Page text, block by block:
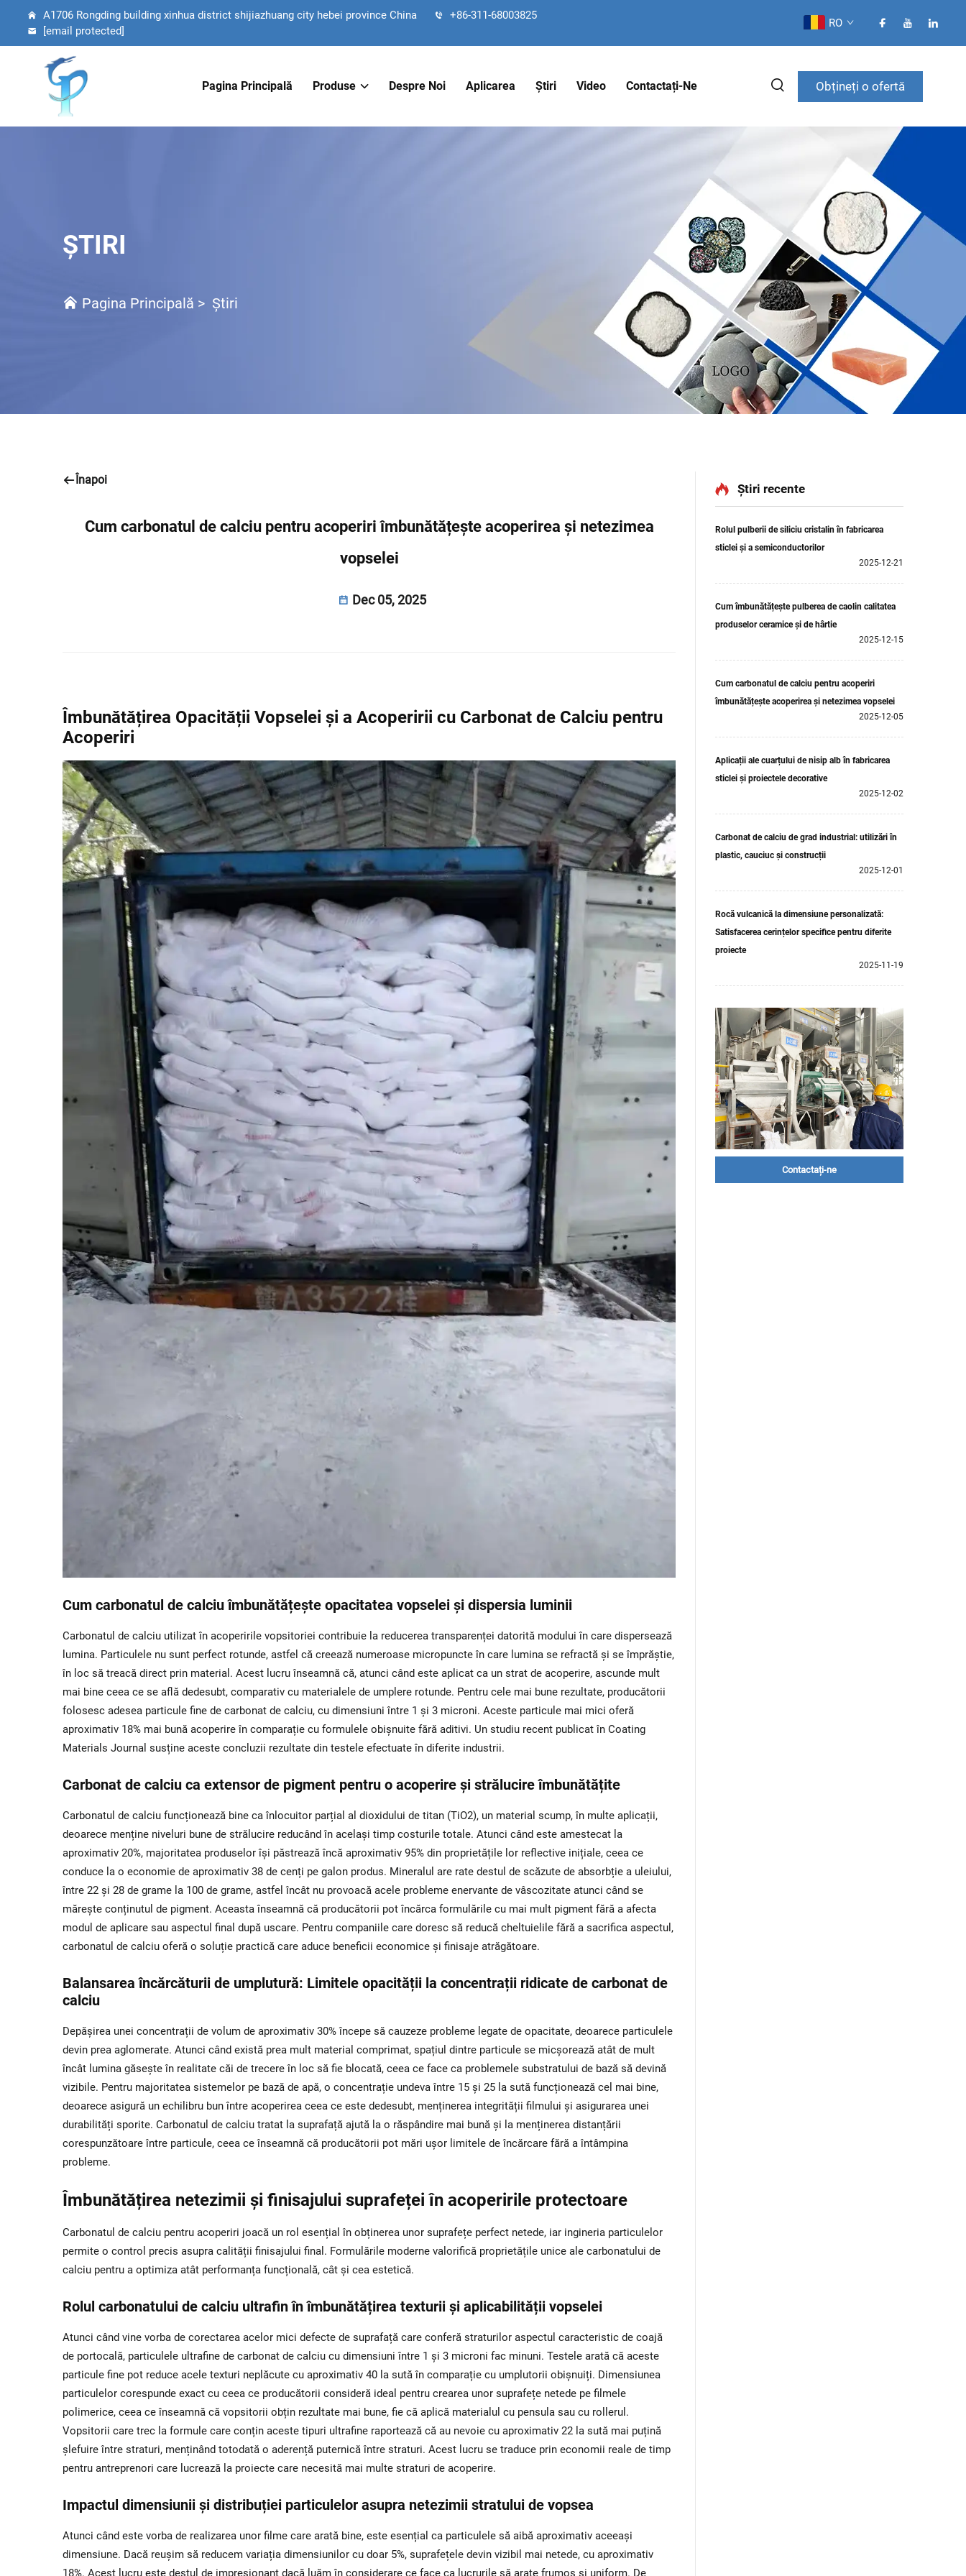
A1706 Rongding building xinhua district shijiazhuang city hebei province China
+86-311-68003825
[email protected]
RO
Pagina Principală Produse Despre Noi Aplicarea Știri Video Contactați-Ne Obțineți o ofertă
ȘTIRI
Pagina Principală > Știri
Înapoi
Cum carbonatul de calciu pentru acoperiri îmbunătățește acoperirea și netezimea
vopselei
Dec 05, 2025
Îmbunătățirea Opacității Vopselei și a Acoperirii cu Carbonat de Calciu pentru
Acoperiri
Cum carbonatul de calciu îmbunătățește opacitatea vopselei și dispersia luminii
Carbonatul de calciu utilizat în acoperirile vopsitoriei contribuie la reducerea transparenței datorită modului în care dispersează
lumina. Particulele nu sunt perfect rotunde, astfel că creează numeroase micropuncte în care lumina se refractă și se împrăștie,
în loc să treacă direct prin material. Acest lucru înseamnă că, atunci când este aplicat ca un strat de acoperire, ascunde mult
mai bine ceea ce se află dedesubt, comparativ cu materialele de umplere rotunde. Pentru cele mai bune rezultate, producătorii
folosesc adesea particule fine de carbonat de calciu, cu dimensiuni între 1 și 3 microni. Aceste particule mai mici oferă
aproximativ 18% mai bună acoperire în comparație cu formulele obișnuite fără aditivi. Un studiu recent publicat în Coating
Materials Journal susține aceste concluzii rezultate din testele efectuate în diferite industrii.
Carbonat de calciu ca extensor de pigment pentru o acoperire și strălucire îmbunătățite
Carbonatul de calciu funcționează bine ca înlocuitor parțial al dioxidului de titan (TiO2), un material scump, în multe aplicații,
deoarece menține niveluri bune de strălucire reducând în același timp costurile totale. Atunci când este amestecat la
aproximativ 20%, majoritatea produselor își păstrează încă aproximativ 95% din proprietățile lor reflective inițiale, ceea ce
conduce la o economie de aproximativ 38 de cenți pe galon produs. Mineralul are rate destul de scăzute de absorbție a uleiului,
între 22 și 28 de grame la 100 de grame, astfel încât nu provoacă acele probleme enervante de vâscozitate atunci când se
mărește conținutul de pigment. Aceasta înseamnă că producătorii pot încărca formulările cu mai mult pigment fără a afecta
modul de aplicare sau aspectul final după uscare. Pentru companiile care doresc să reducă cheltuielile fără a sacrifica aspectul,
carbonatul de calciu oferă o soluție practică care aduce beneficii economice și finisaje atrăgătoare.
Balansarea încărcăturii de umplutură: Limitele opacității la concentrații ridicate de carbonat de
calciu
Depășirea unei concentrații de volum de aproximativ 30% începe să cauzeze probleme legate de opacitate, deoarece particulele
devin prea aglomerate. Atunci când există prea mult material comprimat, spațiul dintre particule se micșorează atât de mult
încât lumina găsește în realitate căi de trecere în loc să fie blocată, ceea ce face ca problemele substratului de bază să devină
vizibile. Pentru majoritatea sistemelor pe bază de apă, o concentrație undeva între 15 și 25 la sută funcționează cel mai bine,
deoarece asigură un echilibru bun între acoperirea ceea ce este dedesubt, menținerea integrității filmului și asigurarea unei
durabilități sporite. Carbonatul de calciu tratat la suprafață ajută la o răspândire mai bună și la menținerea distanțării
corespunzătoare între particule, ceea ce înseamnă că producătorii pot mări ușor limitele de încărcare fără a întâmpina
probleme.
Îmbunătățirea netezimii și finisajului suprafeței în acoperirile protectoare
Carbonatul de calciu pentru acoperiri joacă un rol esențial în obținerea unor suprafețe perfect netede, iar ingineria particulelor
permite o control precis asupra calității finisajului final. Formulările moderne valorifică proprietățile unice ale carbonatului de
calciu pentru a optimiza atât performanța funcțională, cât și cea estetică.
Rolul carbonatului de calciu ultrafin în îmbunătățirea texturii și aplicabilității vopselei
Atunci când vine vorba de corectarea acelor mici defecte de suprafață care conferă straturilor aspectul caracteristic de coajă
de portocală, particulele ultrafine de carbonat de calciu cu dimensiuni între 1 și 3 microni fac minuni. Testele arată că aceste
particule fine pot reduce acele texturi neplăcute cu aproximativ 40 la sută în comparație cu umplutorii obișnuiți. Dimensiunea
particulelor corespunde exact cu ceea ce producătorii consideră ideal pentru crearea unor suprafețe netede pe filmele
polimerice, ceea ce înseamnă că vopsitorii obțin rezultate mai bune, fie că aplică materialul cu pensula sau cu rollerul.
Vopsitorii care trec la formule care conțin aceste tipuri ultrafine raportează că au nevoie cu aproximativ 22 la sută mai puțină
șlefuire între straturi, menținând totodată o aderență puternică între straturi. Acest lucru se traduce prin economii reale de timp
pentru antreprenori care lucrează la proiecte care necesită mai multe straturi de acoperire.
Impactul dimensiunii și distribuției particulelor asupra netezimii stratului de vopsea
Atunci când este vorba de realizarea unor filme care arată bine, este esențial ca particulele să aibă aproximativ aceeași
dimensiune. Dacă reușim să reducem variația dimensiunilor cu doar 5%, suprafețele devin vizibil mai netede, cu aproximativ
18%. Acest lucru este destul de impresionant dacă luăm în considerare ce face ca lucrurile să arate frumos și uniform. De
Știri recente
Rolul pulberii de siliciu cristalin în fabricarea
sticlei și a semiconductorilor
2025-12-21
Cum îmbunătățește pulberea de caolin calitatea
produselor ceramice și de hârtie
2025-12-15
Cum carbonatul de calciu pentru acoperiri
îmbunătățește acoperirea și netezimea vopselei
2025-12-05
Aplicații ale cuarțului de nisip alb în fabricarea
sticlei și proiectele decorative
2025-12-02
Carbonat de calciu de grad industrial: utilizări în
plastic, cauciuc și construcții
2025-12-01
Rocă vulcanică la dimensiune personalizată:
Satisfacerea cerințelor specifice pentru diferite
proiecte
2025-11-19
Contactați-ne